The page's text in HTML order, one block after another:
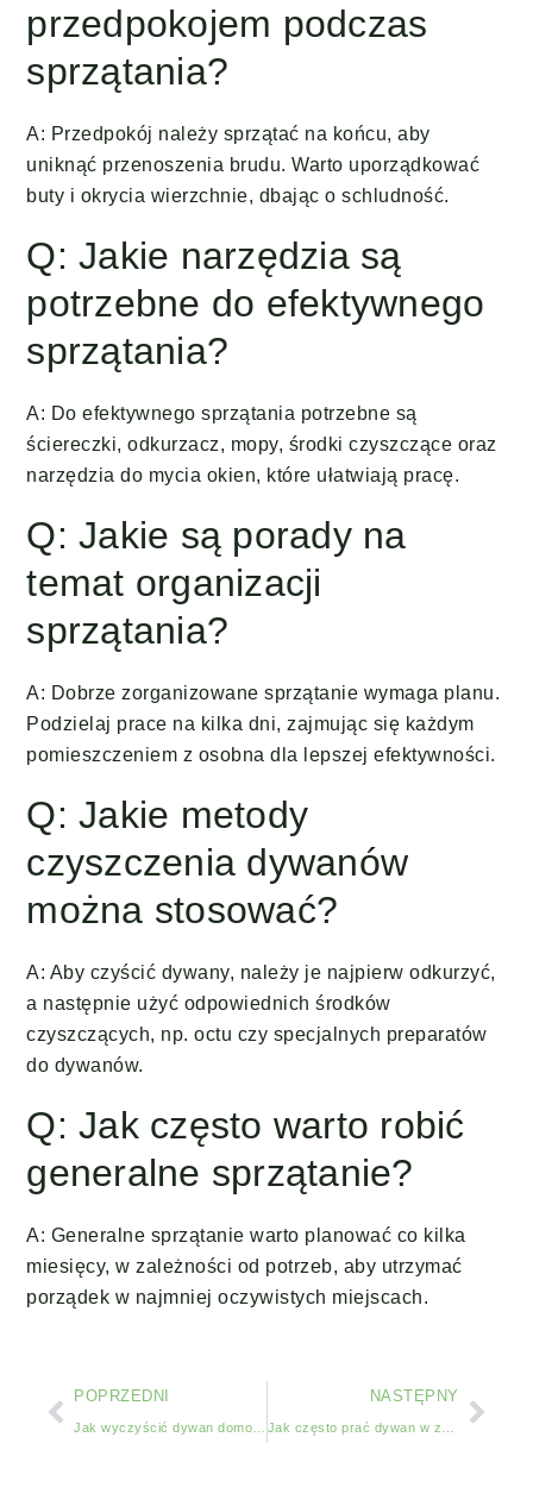
przedpokojem podczas
sprzątania?
A: Przedpokój należy sprzątać na końcu, aby
uniknąć przenoszenia brudu. Warto uporządkować
buty i okrycia wierzchnie, dbając o schludność.
Q: Jakie narzędzia są
potrzebne do efektywnego
sprzątania?
A: Do efektywnego sprzątania potrzebne są
ściereczki, odkurzacz, mopy, środki czyszczące oraz
narzędzia do mycia okien, które ułatwiają pracę.
Q: Jakie są porady na
temat organizacji
sprzątania?
A: Dobrze zorganizowane sprzątanie wymaga planu.
Podzielaj prace na kilka dni, zajmując się każdym
pomieszczeniem z osobna dla lepszej efektywności.
Q: Jakie metody
czyszczenia dywanów
można stosować?
A: Aby czyścić dywany, należy je najpierw odkurzyć,
a następnie użyć odpowiednich środków
czyszczących, np. octu czy specjalnych preparatów
do dywanów.
Q: Jak często warto robić
generalne sprzątanie?
A: Generalne sprzątanie warto planować co kilka
miesięcy, w zależności od potrzeb, aby utrzymać
porządek w najmniej oczywistych miejscach.
POPRZEDNI NASTĘPNY